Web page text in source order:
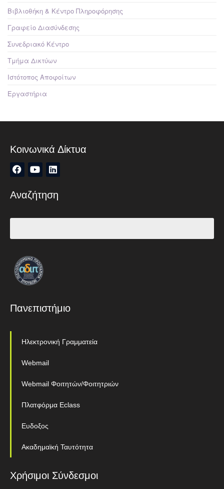
Βιβλιοθήκη & Κέντρο Πληροφόρησης
Γραφείο Διασύνδεσης
Συνεδριακό Κέντρο
Τμήμα Δικτύων
Ιστότοπος Αποφοίτων
Εργαστήρια
Κοινωνικά Δίκτυα
Αναζήτηση
Πανεπιστήμιο
Ηλεκτρονική Γραμματεία
Webmail
Webmail Φοιτητών/Φοιτητριών
Πλατφόρμα Eclass
Ευδοξος
Ακαδημαϊκή Ταυτότητα
Χρήσιμοι Σύνδεσμοι